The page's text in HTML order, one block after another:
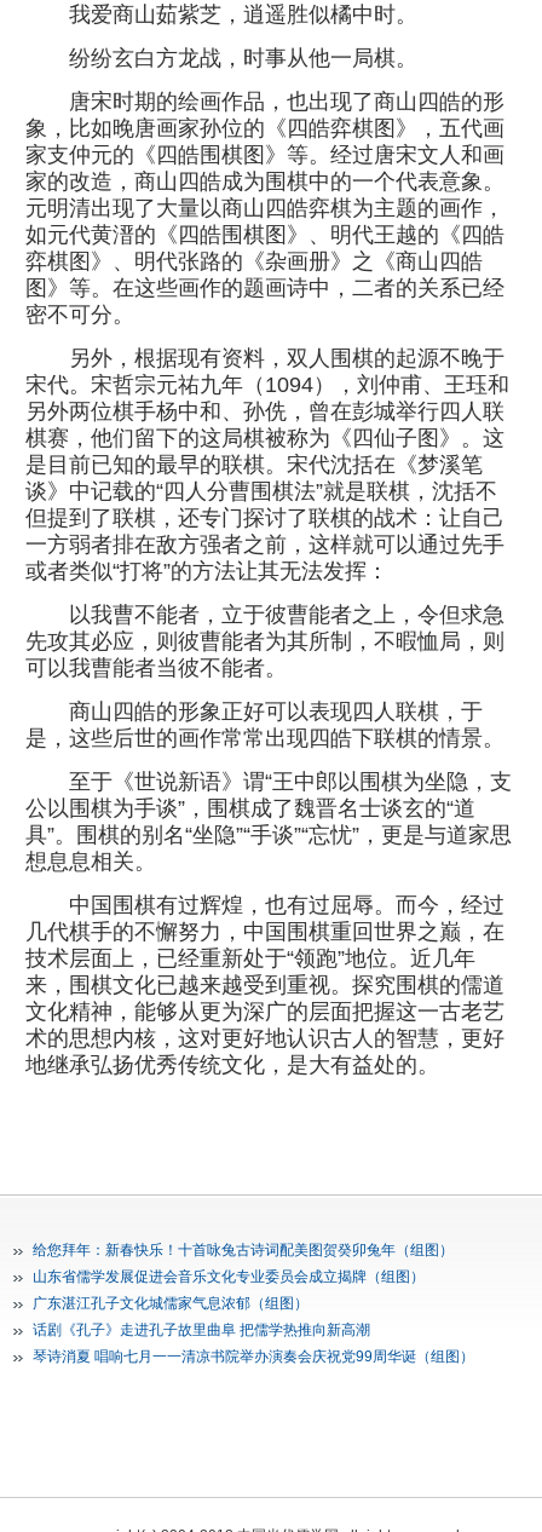
我爱商山茹紫芝，逍遥胜似橘中时。
纷纷玄白方龙战，时事从他一局棋。
唐宋时期的绘画作品，也出现了商山四皓的形
象，比如晚唐画家孙位的《四皓弈棋图》，五代画
家支仲元的《四皓围棋图》等。经过唐宋文人和画
家的改造，商山四皓成为围棋中的一个代表意象。
元明清出现了大量以商山四皓弈棋为主题的画作，
如元代黄溍的《四皓围棋图》、明代王越的《四皓
弈棋图》、明代张路的《杂画册》之《商山四皓
图》等。在这些画作的题画诗中，二者的关系已经
密不可分。
另外，根据现有资料，双人围棋的起源不晚于
宋代。宋哲宗元祐九年（1094），刘仲甫、王珏和
另外两位棋手杨中和、孙侁，曾在彭城举行四人联
棋赛，他们留下的这局棋被称为《四仙子图》。这
是目前已知的最早的联棋。宋代沈括在《梦溪笔
谈》中记载的“四人分曹围棋法”就是联棋，沈括不
但提到了联棋，还专门探讨了联棋的战术：让自己
一方弱者排在敌方强者之前，这样就可以通过先手
或者类似“打将”的方法让其无法发挥：
以我曹不能者，立于彼曹能者之上，令但求急
先攻其必应，则彼曹能者为其所制，不暇恤局，则
可以我曹能者当彼不能者。
商山四皓的形象正好可以表现四人联棋，于
是，这些后世的画作常常出现四皓下联棋的情景。
至于《世说新语》谓“王中郎以围棋为坐隐，支
公以围棋为手谈”，围棋成了魏晋名士谈玄的“道
具”。围棋的别名“坐隐”“手谈”“忘忧”，更是与道家思
想息息相关。
中国围棋有过辉煌，也有过屈辱。而今，经过
几代棋手的不懈努力，中国围棋重回世界之巅，在
技术层面上，已经重新处于“领跑”地位。近几年
来，围棋文化已越来越受到重视。探究围棋的儒道
文化精神，能够从更为深广的层面把握这一古老艺
术的思想内核，这对更好地认识古人的智慧，更好
地继承弘扬优秀传统文化，是大有益处的。
给您拜年：新春快乐！十首咏兔古诗词配美图贺癸卯兔年（组图）
山东省儒学发展促进会音乐文化专业委员会成立揭牌（组图）
广东湛江孔子文化城儒家气息浓郁（组图）
话剧《孔子》走进孔子故里曲阜 把儒学热推向新高潮
琴诗消夏 唱响七月一一清凉书院举办演奏会庆祝党99周华诞（组图）